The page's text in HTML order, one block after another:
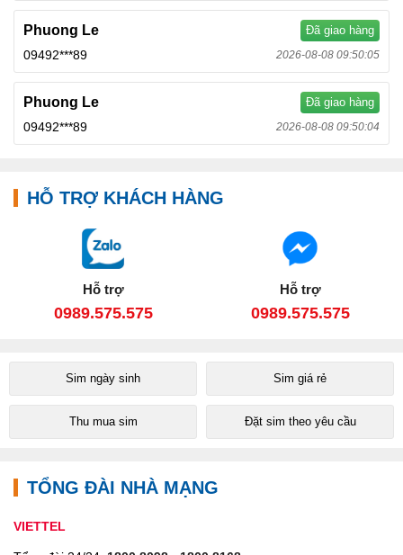
Phuong Le Đã giao hàng
09492***89 2026-08-08 09:50:05
Phuong Le Đã giao hàng
09492***89 2026-08-08 09:50:04
HỖ TRỢ KHÁCH HÀNG
Hỗ trợ
0989.575.575
Hỗ trợ
0989.575.575
Sim ngày sinh Sim giá rẻ
Thu mua sim Đặt sim theo yêu cầu
TỔNG ĐÀI NHÀ MẠNG
VIETTEL